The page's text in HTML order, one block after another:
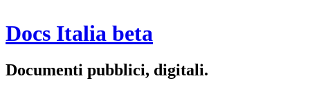
Docs Italia beta
Documenti pubblici, digitali.